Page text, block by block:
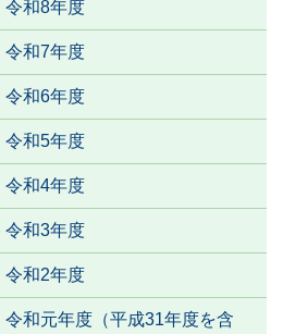
令和8年度
令和7年度
令和6年度
令和5年度
令和4年度
令和3年度
令和2年度
令和元年度（平成31年度を含